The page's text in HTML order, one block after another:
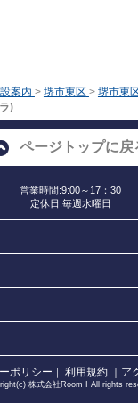
案内 > 堺市東区 > 堺市東
)
ページトップに戻
営業時間:9:00～17：30
定休日:毎週水曜日
ポリシー ｜ 利用規約 ｜ア
株式会社Room I All rights